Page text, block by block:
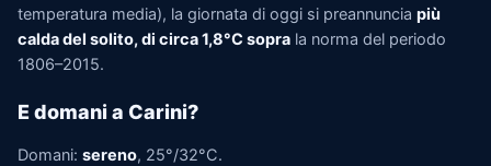
temperatura media), la giornata di oggi si preannuncia più
calda del solito, di circa 1,8°C sopra la norma del periodo
1806–2015.
E domani a Carini?
Domani: sereno, 25°/32°C.